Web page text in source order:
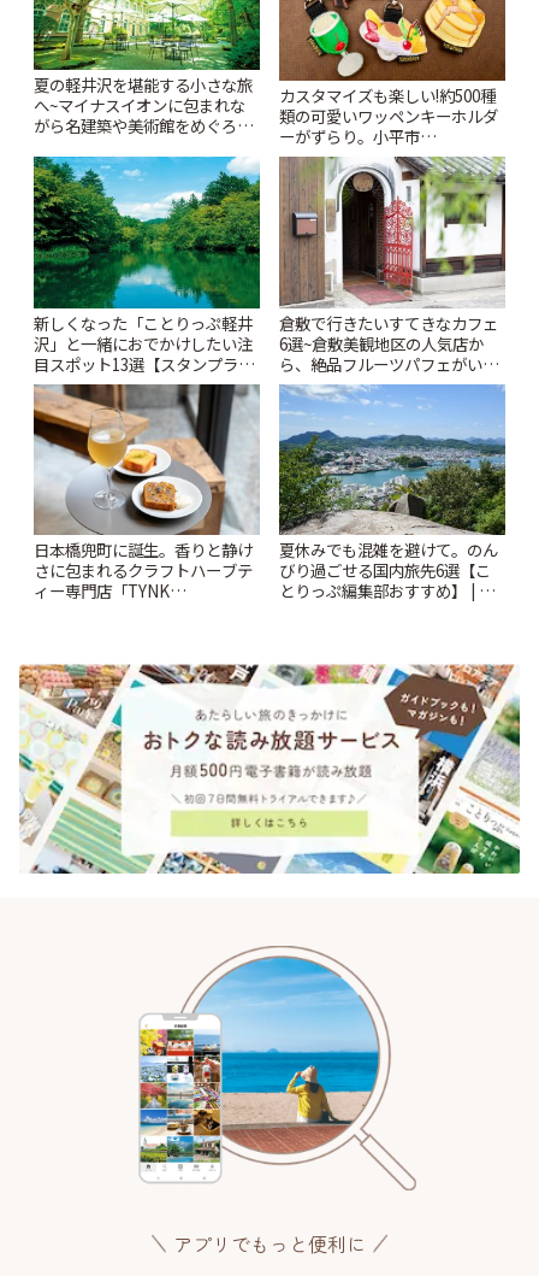
夏の軽井沢を堪能する小さな旅
へ~マイナスイオンに包まれな
がら名建築や美術館をめぐろう
カスタマイズも楽しい!約500種
類の可愛いワッペンキーホルダ
ーがずらり。小平市
「Kimamaya T&K」 | ことりっ
ぷ
新しくなった「ことりっぷ軽井
沢」と一緒におでかけしたい注
目スポット13選【スタンプラリ
ー開催中】 | ことりっぷ
倉敷で行きたいすてきなカフェ
6選~倉敷美観地区の人気店か
ら、絶品フルーツパフェがいた
だけるパーラーまで~ | ことりっ
ぷ
日本橋兜町に誕生。香りと静け
さに包まれるクラフトハーブテ
ィー専門店「TYNK
夏休みでも混雑を避けて。のん
びり過ごせる国内旅先6選【こ
とりっぷ編集部おすすめ】 | こ
アプリでもっと便利に